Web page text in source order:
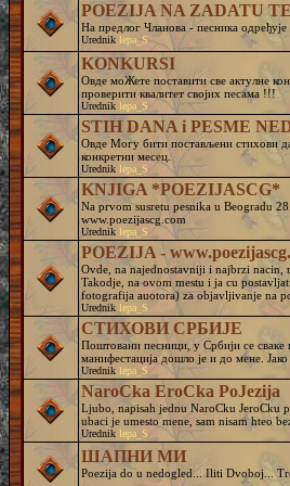
POEZIJA NA ZADATU
На предлог Чланова - песника
Urednik lepa_S
KONKURSI
Овде моЖете поставити све актулне
проверити квалитет својих песама !!!
Urednik lepa_S
STIH DANA i PESME
Овде Могу бити постављени стихови
конкретни месец.
Urednik lepa_S
KNJIGA *POEZIJASCG*
Na prvom susretu pesnika u Beogradu
www.poezijascg.com
Urednik lepa_S
POEZIJA -
Ovde, na najednostavniji i najbrzi
Takodje, na ovom mestu i ja cu
fotografija auotora) za objavljivanje na
Urednik lepa_S
СТИХОВИ СРБИЈЕ
Поштовани песници, у Србији се сваке
манифестација дошло је и до мене.
Urednik lepa_S
NaroCka EroCka PoJezija
Ljubo, napisah jednu NaroCku JeroCku
ubaci je umesto mene, sam nisam hteo
Urednik lepa_S
ШАПНИ МИ
Poezija do u nedogled... Iliti Dvoboj...